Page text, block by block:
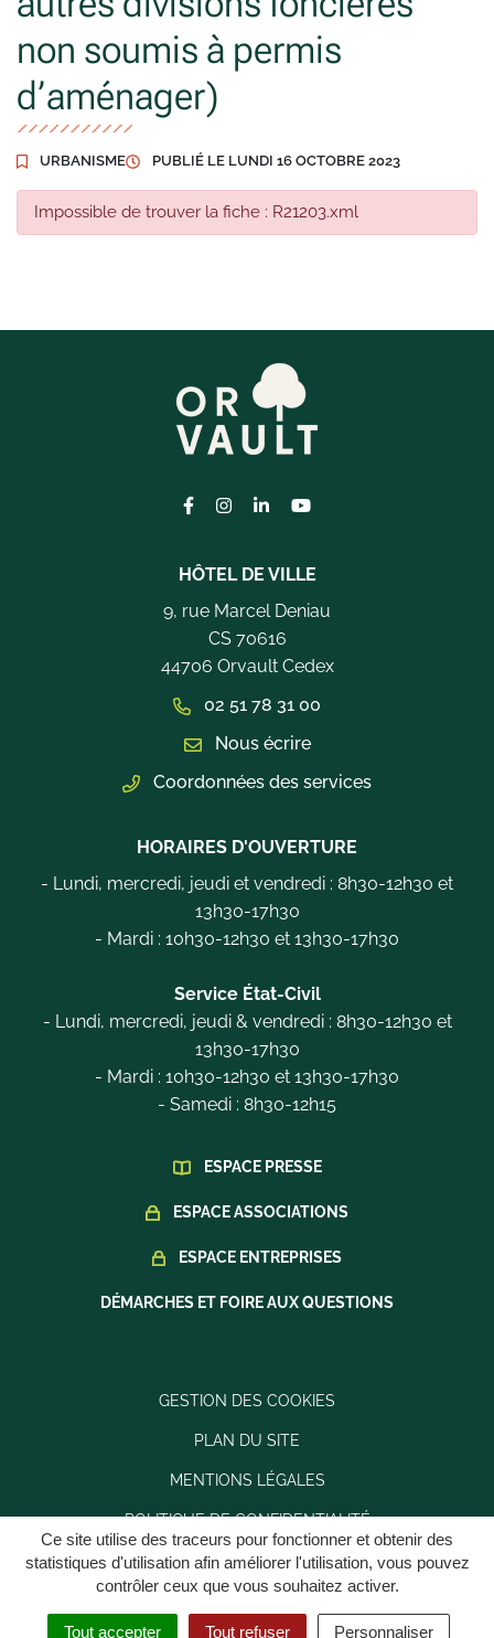
Ce site utilise des traceurs pour fonctionner et obtenir des
statistiques d'utilisation afin améliorer l'utilisation, vous pouvez
contrôler ceux que vous souhaitez activer.
Tout accepter Tout refuser Personnaliser
MENU
non soumis à permis
d’aménager)
URBANISME PUBLIÉ LE LUNDI 16 OCTOBRE 2023
Impossible de trouver la fiche : R21203.xml
Lien vers le compte Facebook
Lien vers le compte Instagram
Lien vers le compte Linkedin
Lien vers la chaîne
HÔTEL DE VILLE
9, rue Marcel Deniau
CS 70616
44706 Orvault Cedex
02 51 78 31 00
Nous écrire
Coordonnées des services
HORAIRES D'OUVERTURE
- Lundi, mercredi, jeudi et vendredi : 8h30-12h30 et
13h30-17h30
- Mardi : 10h30-12h30 et 13h30-17h30
Service État-Civil
- Lundi, mercredi, jeudi & vendredi : 8h30-12h30 et
13h30-17h30
- Mardi : 10h30-12h30 et 13h30-17h30
- Samedi : 8h30-12h15
ESPACE PRESSE
ESPACE ASSOCIATIONS
ESPACE ENTREPRISES
DÉMARCHES ET FOIRE AUX QUESTIONS
GESTION DES COOKIES
PLAN DU SITE
MENTIONS LÉGALES
POLITIQUE DE CONFIDENTIALITÉ
ACCESSIBILITÉ : PARTIELLEMENT CONFORME